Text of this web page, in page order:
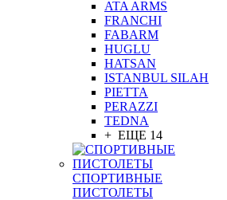
ATA ARMS
FRANCHI
FABARM
HUGLU
HATSAN
ISTANBUL SILAH
PIETTA
PERAZZI
TEDNA
+ ЕЩЕ 14
СПОРТИВНЫЕ
ПИСТОЛЕТЫ